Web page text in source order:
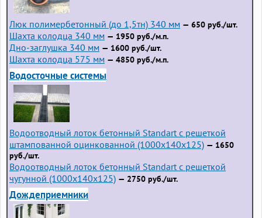
Люк полимербетонный (до 1,5тн) 340 мм — 650 руб./шт.
Шахта колодца 340 мм — 1950 руб./м.п.
Дно-заглушка 340 мм — 1600 руб./шт.
Шахта колодца 575 мм — 4850 руб./м.п.
Водосточные системы
Водоотводный лоток бетонный Standart с решеткой
штампованной оцинкованной (1000x140x125) — 1650
руб./шт.
Водоотводный лоток бетонный Standart с решеткой
чугунной (1000x140x125) — 2750 руб./шт.
Дождеприемники